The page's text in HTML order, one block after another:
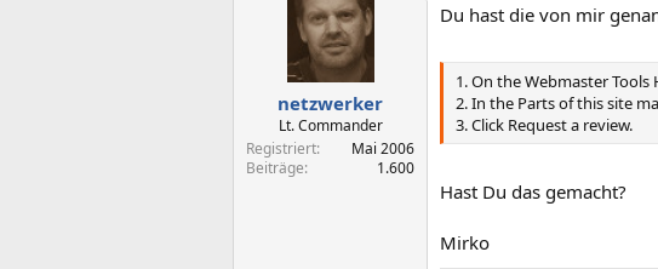
netzwerker
Lt. Commander
Registriert
Mai 2006
Beiträge
1.600
Du hast die von mir
1. On the Webmaster
2. In the Parts of this site
3. Click Request a review.
Hast Du das gemacht?
Mirko